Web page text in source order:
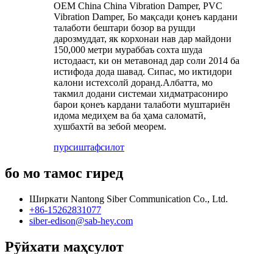
OEM China China Vibration Damper, PVC
Vibration Damper, Бо мақсади қонеъ кардани
талаботи бештари бозор ва рушди
дарозмуддат, як корхонаи нав дар майдони
150,000 метри мураббаъ сохта шуда
истодааст, ки он метавонад дар соли 2014 ба
истифода дода шавад. Сипас, мо иктидори
калони истехсолй доранд.Албатта, мо
такмил додани системаи хидматрасониро
барои қонеъ кардани талаботи муштариён
идома медиҳем ва ба ҳама саломатӣ,
хушбахтӣ ва зебоӣ меорем.
пурсиштафсилот
бо мо тамос гиред
Ширкати Nantong Siber Communication Co., Ltd.
+86-15262831077
siber-edison@sab-hey.com
Рӯйхати маҳсулот